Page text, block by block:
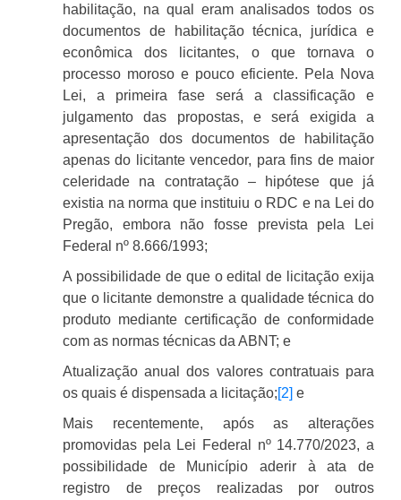
habilitação, na qual eram analisados todos os
documentos de habilitação técnica, jurídica e
econômica dos licitantes, o que tornava o
processo moroso e pouco eficiente. Pela Nova
Lei, a primeira fase será a classificação e
julgamento das propostas, e será exigida a
apresentação dos documentos de habilitação
apenas do licitante vencedor, para fins de maior
celeridade na contratação – hipótese que já
existia na norma que instituiu o RDC e na Lei do
Pregão, embora não fosse prevista pela Lei
Federal nº 8.666/1993;
A possibilidade de que o edital de licitação exija
que o licitante demonstre a qualidade técnica do
produto mediante certificação de conformidade
com as normas técnicas da ABNT; e
Atualização anual dos valores contratuais para
os quais é dispensada a licitação;[2] e
Mais recentemente, após as alterações
promovidas pela Lei Federal nº 14.770/2023, a
possibilidade de Município aderir à ata de
registro de preços realizadas por outros